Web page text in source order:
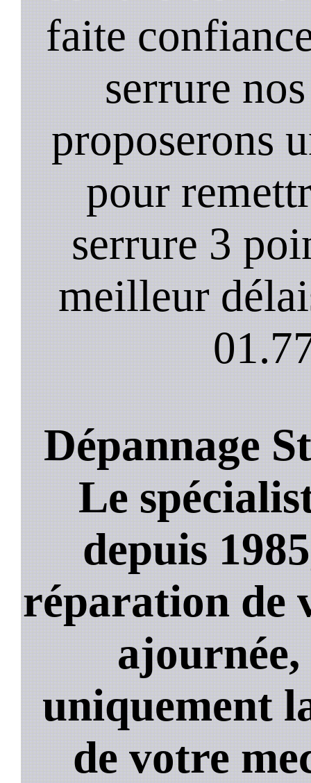
faite
serrure
proposerons
pour
serrure 3
meilleur
Dépannage
Le
depuis
réparation de
uniquement
de votre